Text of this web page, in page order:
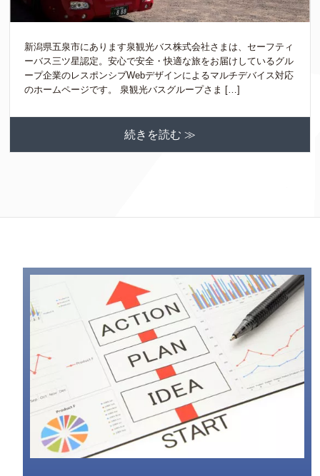
新潟県五泉市にあります泉観光バス株式会社さまは、セーフティ
ーバス三ツ星認定。安心で安全・快適な旅をお届けしているグル
ープ企業のレスポンシブWebデザインによるマルチデバイス対応
のホームページです。 泉観光バスグループさま […]
続きを読む ≫